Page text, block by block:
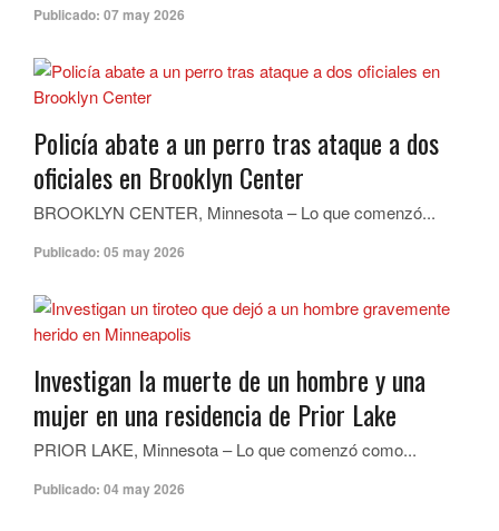
Publicado: 07 may 2026
Policía abate a un perro tras ataque a dos
oficiales en Brooklyn Center
BROOKLYN CENTER, Minnesota – Lo que comenzó...
Publicado: 05 may 2026
Investigan la muerte de un hombre y una
mujer en una residencia de Prior Lake
PRIOR LAKE, Minnesota – Lo que comenzó como...
Publicado: 04 may 2026